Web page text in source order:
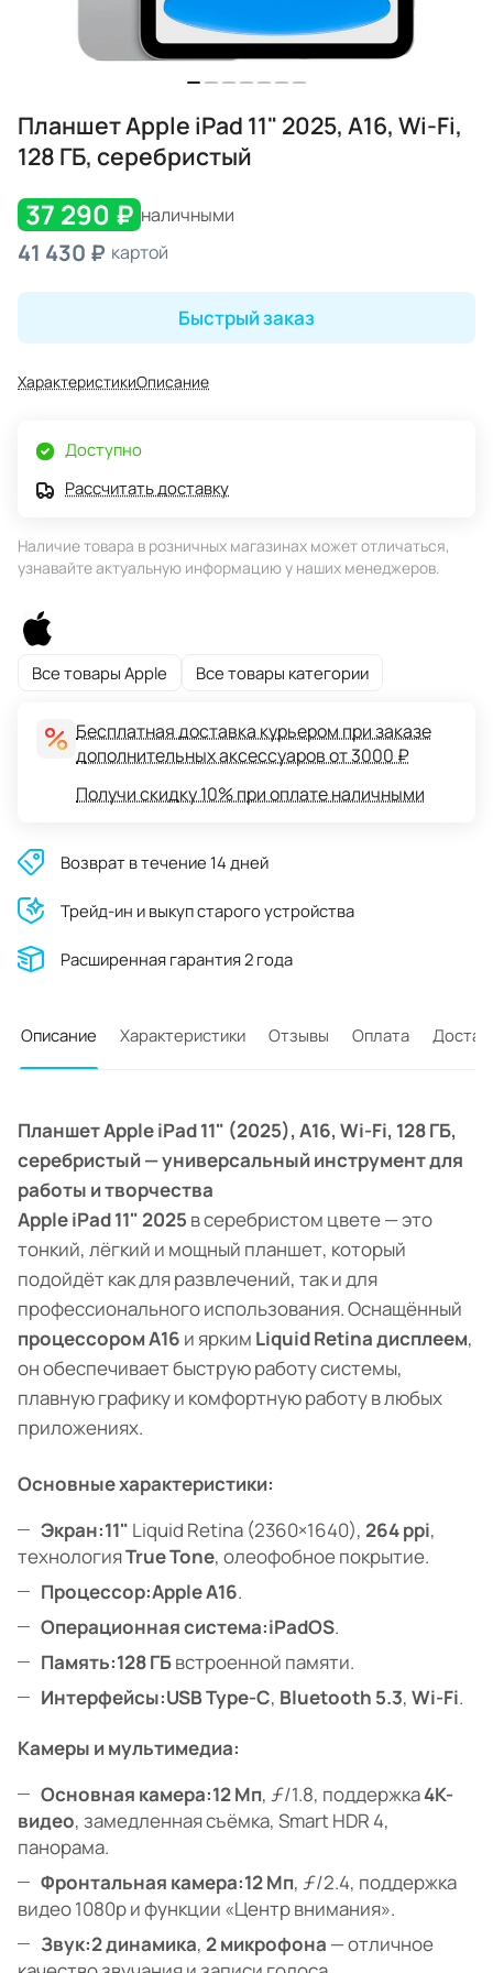
Планшет Apple iPad 11" 2025, A16, Wi-Fi,
128 ГБ, серебристый
37 290 ₽ наличными
41 430 ₽ картой
Быстрый заказ
ХарактеристикиОписание
Доступно
Рассчитать доставку
Наличие товара в розничных магазинах может отличаться,
узнавайте актуальную информацию у наших менеджеров.
Все товары Apple Все товары категории
Бесплатная доставка курьером при заказе
дополнительных аксессуаров от 3000 ₽
Получи скидку 10% при оплате наличными
Возврат в течение 14 дней
Трейд-ин и выкуп старого устройства
Расширенная гарантия 2 года
Описание Характеристики Отзывы Оплата
Планшет Apple iPad 11" (2025), A16, Wi-Fi, 128 ГБ,
серебристый — универсальный инструмент для
работы и творчества
Apple iPad 11" 2025 в серебристом цвете — это
тонкий, лёгкий и мощный планшет, который
подойдёт как для развлечений, так и для
профессионального использования. Оснащённый
процессором A16 и ярким Liquid Retina дисплеем,
он обеспечивает быструю работу системы,
плавную графику и комфортную работу в любых
приложениях.
Основные характеристики:
Экран:11" Liquid Retina (2360×1640), 264 ppi,
технологияTrue Tone, олеофобное покрытие.
Процессор:Apple A16.
Операционная система:iPadOS.
Память:128 ГБвстроенной памяти.
Интерфейсы:USB Type-C, Bluetooth 5.3, Wi-Fi.
Камеры и мультимедиа:
Основная камера:12 Мп, ƒ/1.8, поддержка4K-
видео, замедленная съёмка, Smart HDR 4,
панорама.
Фронтальная камера:12 Мп, ƒ/2.4, поддержка
видео 1080p и функции «Центр внимания».
Звук:2 динамика, 2 микрофона — отличное